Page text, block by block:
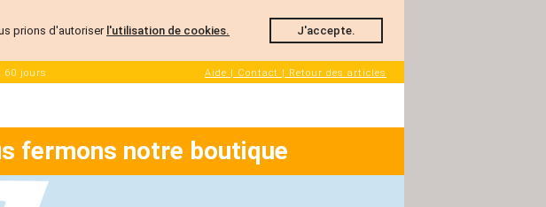
fermons notre boutique
60 jours Aide | Contact | Retour des articles
prions d'autoriser l'utilisation de cookies. J'accepte.